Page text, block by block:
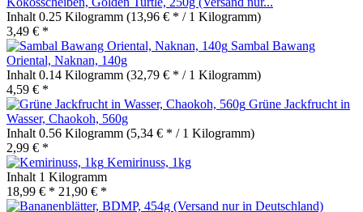
Inhalt 0.25 Kilogramm (13,96 € * / 1 Kilogramm)
3,49 € *
Sambal Bawang
Oriental, Naknan, 140g
Inhalt 0.14 Kilogramm (32,79 € * / 1 Kilogramm)
4,59 € *
Grüne Jackfrucht in
Wasser, Chaokoh, 560g
Inhalt 0.56 Kilogramm (5,34 € * / 1 Kilogramm)
2,99 € *
Kemirinuss, 1kg
Inhalt 1 Kilogramm
18,99 € * 21,90 € *